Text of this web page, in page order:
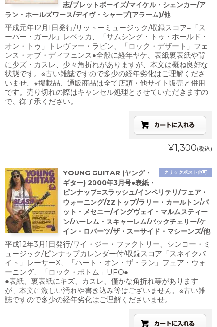
志/ブレットボーイズ/マイケル・シェンカー/ア
ラン・ホールズワース/デイヴ・シャープ(アラーム)/他
平成元年12月1日発行/リットーミュージック/収録スコア=「ス
ーパー・ガール」レベッカ、「サムシング・トゥ・ホールド・
オン・トゥ」トレヴァー・ラビン、「ロック・デザート」フェ
ンス・オブ・ディフェンス●全般に経年ヤケ、表紙裏表紙や背
に少ズ・カスレ、少々角折れがありますが、本文は概ね良好な
状態です。※古い雑誌ですので多少の経年劣化はご理解くださ
いませ。※掲載品、通販商品は全て店頭・他サイト販売と併用
です。売り切れの際はキャンセル処理とさせていただきますの
で、御了承ください。
¥1,300(税込)
クリックポスト他可
YOUNG GUITAR (ヤング・
ギター) 2000年3月号●表紙・
ピンナップ=スラッシュ/インペリテリ/フェア・
ウォーニング/ZZトップ/ラリー・カールトン/パ
ット・メセニー/イングヴェイ・マルムスティー
ン/ハーレム・スキャーレム/バックチェリー/ケ
イン・ロバーツ/ザ・スーサイド・マシーンズ/他
平成12年3月1日発行/ワイ・ジー・ファクトリー、シンコー・ミ
ュージック/ピンナップカレンダー付/収録スコア「スネイクバ
イト」レーサーX、「ハート・オン・ザ・ラン」フェア・ウォ
ーニング、「ロック・ボトム」UFO●
●表紙、裏表紙にキズ、カスレ、僅かな角折れ等があります
が、本文に激しい汚れや書き込み等はございません。※古い雑
誌ですので多少の経年劣化はご理解くださいませ。